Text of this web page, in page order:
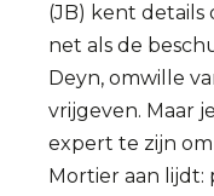
(JB) kent details
net als de
Deyn, omwille
vrijgeven. Maar
expert te zijn
Mortier aan